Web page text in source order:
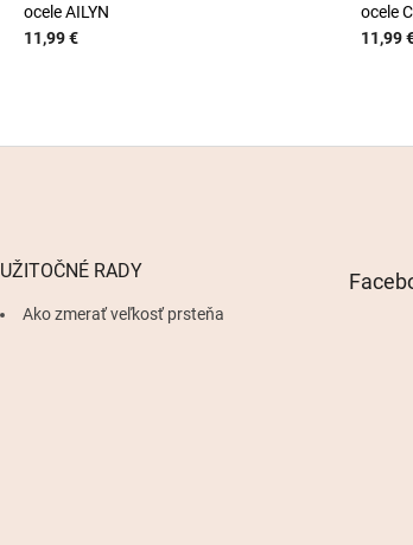
ocele AILYN
11,99 €
ocele
11,99
UŽITOČNÉ RADY
Ako zmerať veľkosť prsteňa